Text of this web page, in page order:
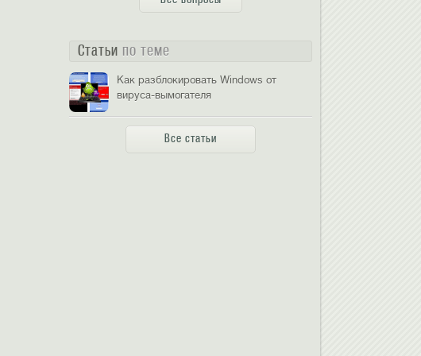
Статьи по теме
Как разблокировать Windows от
вируса-вымогателя
Все статьи